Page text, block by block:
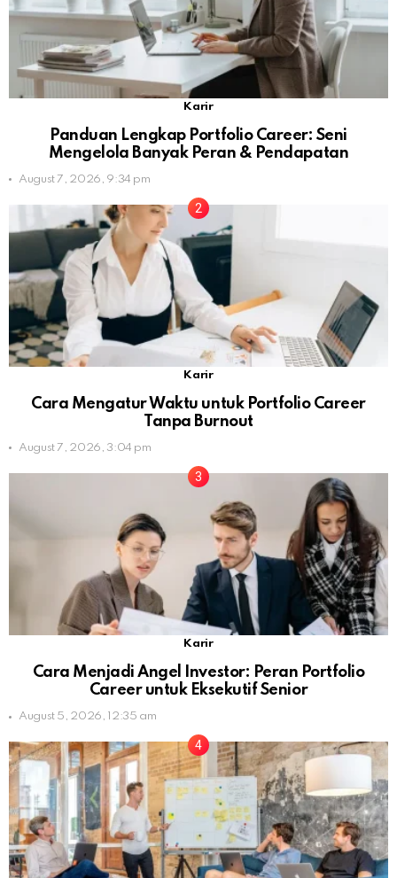
Karir
Panduan Lengkap Portfolio Career: Seni
Mengelola Banyak Peran & Pendapatan
August 7, 2026, 9:34 pm
Karir
Cara Mengatur Waktu untuk Portfolio Career
Tanpa Burnout
August 7, 2026, 3:04 pm
Karir
Cara Menjadi Angel Investor: Peran Portfolio
Career untuk Eksekutif Senior
August 5, 2026, 12:35 am